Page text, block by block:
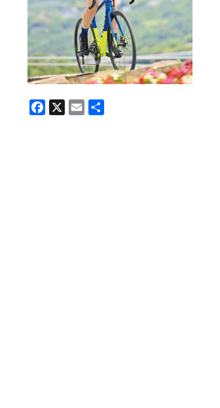
F
X
E